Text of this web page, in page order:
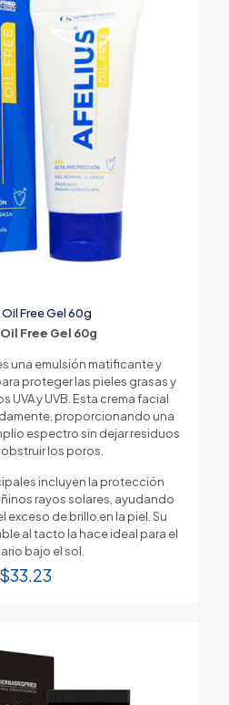
Free Gel 60g
Free Gel 60g
una emulsión matificante y
proteger las pieles grasas y
UVA y UVB. Esta crema facial
proporcionando una
espectro sin dejar residuos
los poros.
incluyen la protección
rayos solares, ayudando
exceso de brillo en la piel. Su
al tacto la hace ideal para el
bajo el sol.
$33.23